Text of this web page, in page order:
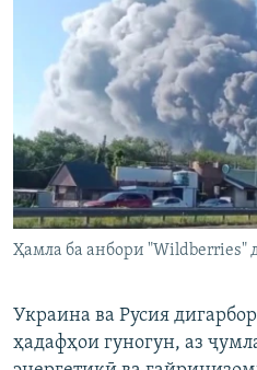
Ҳамла ба анбори "Wildberries"
Украина ва Русия
ҳадафҳои гуногун, аз